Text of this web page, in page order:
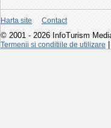
Harta site Contact
© 2001 - 2026 InfoTurism
Termenii si conditiile de utilizare